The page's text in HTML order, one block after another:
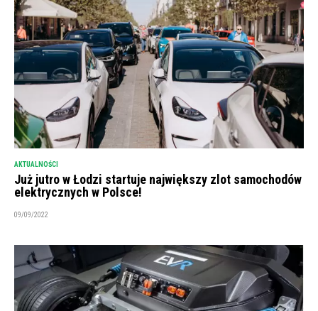
AKTUALNOŚCI
Już jutro w Łodzi startuje największy zlot samochodów
elektrycznych w Polsce!
09/09/2022